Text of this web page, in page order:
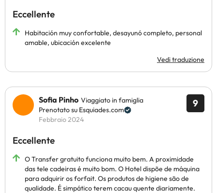
Eccellente
Habitación muy confortable, desayunó completo, personal
amable, ubicación excelente
Vedi traduzione
9
Sofia Pinho Viaggiato in famiglia
Prenotato su Esquiades.com
Febbraio 2024
Eccellente
O Transfer gratuito funciona muito bem. A proximidade
das tele cadeiras é muito bom. O Hotel dispõe de máquina
para adquirir os forfait. Os produtos de higiene são de
qualidade. É simpático terem cacau quente diariamente.